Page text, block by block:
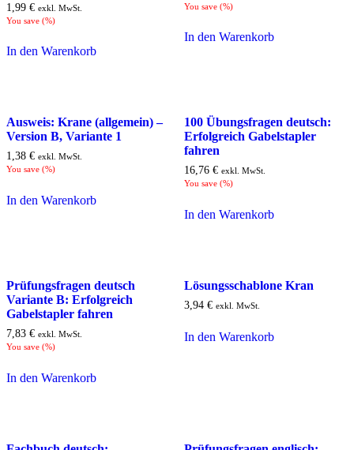
1,99 € exkl. MwSt.
You save (%)
In den Warenkorb
You save (%)
In den Warenkorb
Ausweis: Krane (allgemein) –
Version B, Variante 1
1,38 € exkl. MwSt.
You save (%)
In den Warenkorb
100 Übungsfragen deutsch:
Erfolgreich Gabelstapler
fahren
16,76 € exkl. MwSt.
You save (%)
In den Warenkorb
Prüfungsfragen deutsch
Variante B: Erfolgreich
Gabelstapler fahren
7,83 € exkl. MwSt.
You save (%)
In den Warenkorb
Lösungsschablone Kran
3,94 € exkl. MwSt.
In den Warenkorb